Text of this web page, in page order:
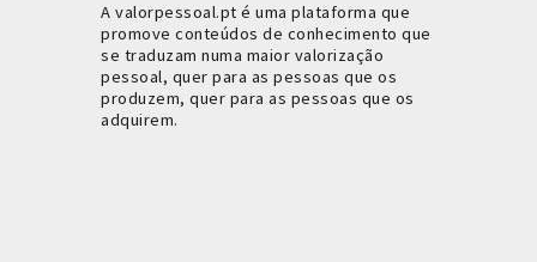
A valorpessoal.pt é uma plataforma que
promove conteúdos de conhecimento que
se traduzam numa maior valorização
pessoal, quer para as pessoas que os
produzem, quer para as pessoas que os
adquirem.